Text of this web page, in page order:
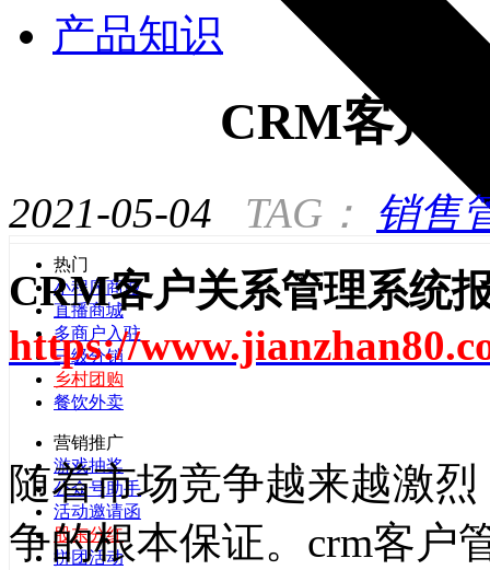
热门
小程序商城
直播商城
多商户入驻
三级分销
乡村团购
餐饮外卖
营销推广
游戏抽奖
公众号助手
活动邀请函
股东分红
拼团活动
产品知识
CRM客户
2021-05-04 TAG： 销售
CRM客户关系管理系统
https://
随着市场竞争越来越激
争的根本保证。crm客户